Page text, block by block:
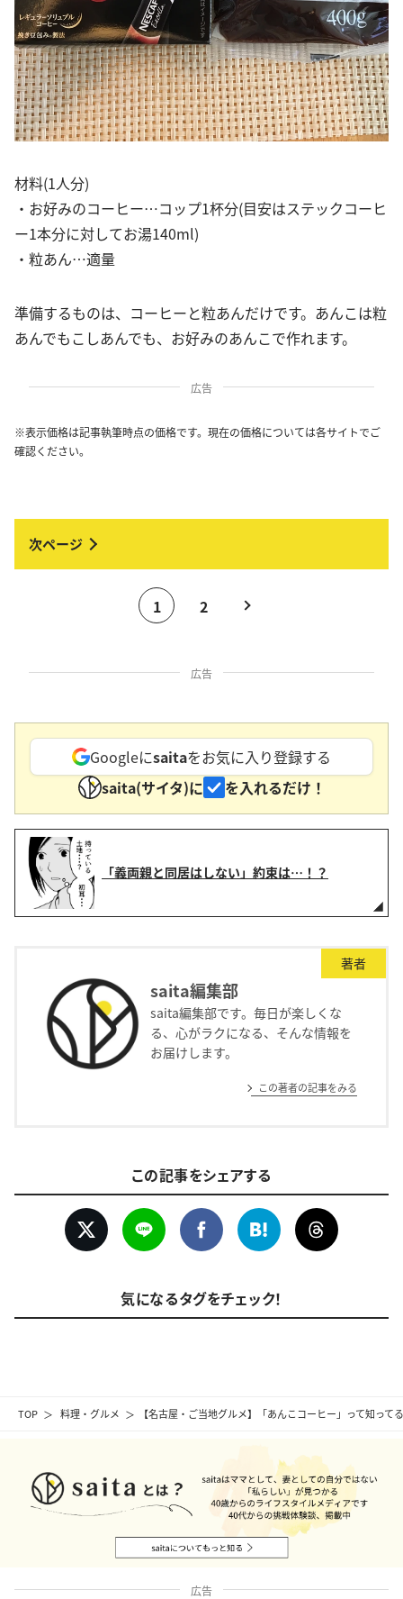
TOP 料理・グルメ 【名古屋・ご当地グルメ】「あんこコーヒー」って知っ
材料(1人分)
・お好みのコーヒー…コップ1杯分(目安はステックコーヒ
ー1本分に対してお湯140ml)
・粒あん…適量
準備するものは、コーヒーと粒あんだけです。あんこは粒
あんでもこしあんでも、お好みのあんこで作れます。
広告
※表示価格は記事執筆時点の価格です。現在の価格については各サイトでご
確認ください。
1 2
Googleにsaitaをお気に入り登録する
saita(サイタ)に
を入れるだけ！
「義両親と同居はしない」約束は…！？
広告
著者
saita編集部
saita編集部です。毎日が楽しくな
る、心がラクになる、そんな情報を
お届けします。
この著者の記事をみる
この記事をシェアする
気になるタグをチェック！
広告